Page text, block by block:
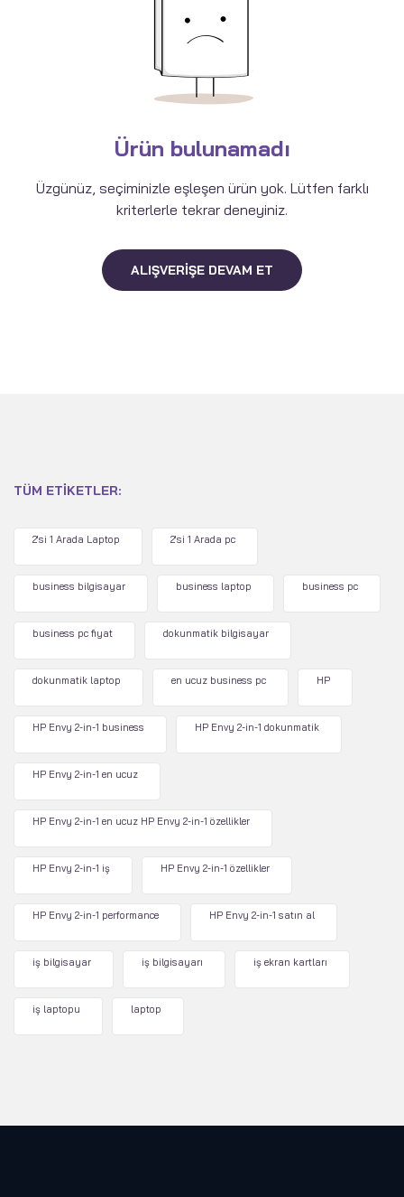
Ürün bulunamadı
Üzgünüz, seçiminizle eşleşen ürün yok. Lütfen farklı
kriterlerle tekrar deneyiniz.
ALIŞVERIŞE DEVAM ET
TÜM ETIKETLER:
2'si 1 Arada Laptop 2'si 1 Arada pc
business bilgisayar business laptop business pc
business pc fiyat dokunmatik bilgisayar
dokunmatik laptop en ucuz business pc HP
HP Envy 2-in-1 business HP Envy 2-in-1 dokunmatik
HP Envy 2-in-1 en ucuz
HP Envy 2-in-1 en ucuz HP Envy 2-in-1 özellikler
HP Envy 2-in-1 iş HP Envy 2-in-1 özellikler
HP Envy 2-in-1 performance HP Envy 2-in-1 satın al
iş bilgisayar iş bilgisayarı iş ekran kartları
iş laptopu laptop